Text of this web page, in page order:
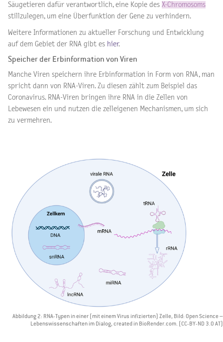
Säugetieren dafür verantwortlich, eine Kopie des X-Chromosoms
stillzulegen, um eine Überfunktion der Gene zu verhindern.
Weitere Informationen zu aktueller Forschung und Entwicklung
auf dem Gebiet der RNA gibt es hier.
Speicher der Erbinformation von Viren
Manche Viren speichern ihre Erbinformation in Form von RNA, man
spricht dann von RNA-Viren. Zu diesen zählt zum Beispiel das
Coronavirus. RNA-Viren bringen ihre RNA in die Zellen von
Lebewesen ein und nutzen die zelleigenen Mechanismen, um sich
zu vermehren.
Abbildung 2: RNA-Typen in einer (mit einem Virus infizierten) Zelle, Bild: Open Science –
Lebenswissenschaften im Dialog, created in BioRender.com. (CC-BY-ND 3.0 AT)